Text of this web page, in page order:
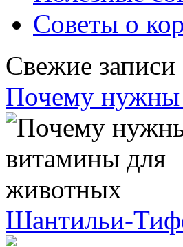
Советы о
Свежие записи
Почему нужны
Шантильи-